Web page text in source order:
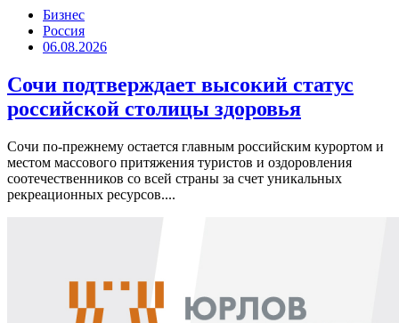
Бизнес
Россия
06.08.2026
Сочи подтверждает высокий статус
российской столицы здоровья
Сочи по-прежнему остается главным российским курортом и
местом массового притяжения туристов и оздоровления
соотечественников со всей страны за счет уникальных
рекреационных ресурсов....